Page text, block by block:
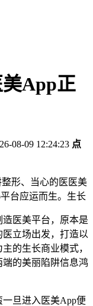
App正
08-09 12:24:23 点
形、当心的医医美
台应运而生。生长
医美平台，原本是
立场出发，打造以
的生长商业模式，
的美丽陷阱信息鸿
旦进入医美App便